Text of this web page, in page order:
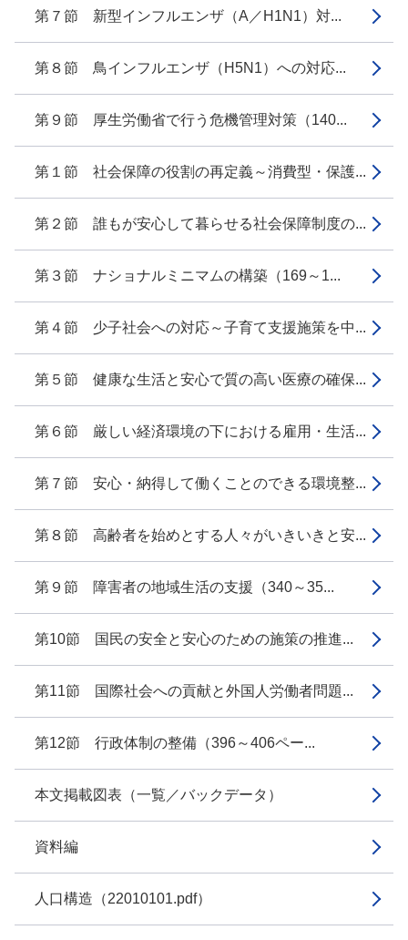
第７節 新型インフルエンザ（A／H1N1）対...
第８節 鳥インフルエンザ（H5N1）への対応...
第９節 厚生労働省で行う危機管理対策（140...
第１節 社会保障の役割の再定義～消費型・保護...
第２節 誰もが安心して暮らせる社会保障制度の...
第３節 ナショナルミニマムの構築（169～1...
第４節 少子社会への対応～子育て支援施策を中...
第５節 健康な生活と安心で質の高い医療の確保...
第６節 厳しい経済環境の下における雇用・生活...
第７節 安心・納得して働くことのできる環境整...
第８節 高齢者を始めとする人々がいきいきと安...
第９節 障害者の地域生活の支援（340～35...
第10節 国民の安全と安心のための施策の推進...
第11節 国際社会への貢献と外国人労働者問題...
第12節 行政体制の整備（396～406ペー...
本文掲載図表（一覧／バックデータ）
資料編
人口構造（22010101.pdf）